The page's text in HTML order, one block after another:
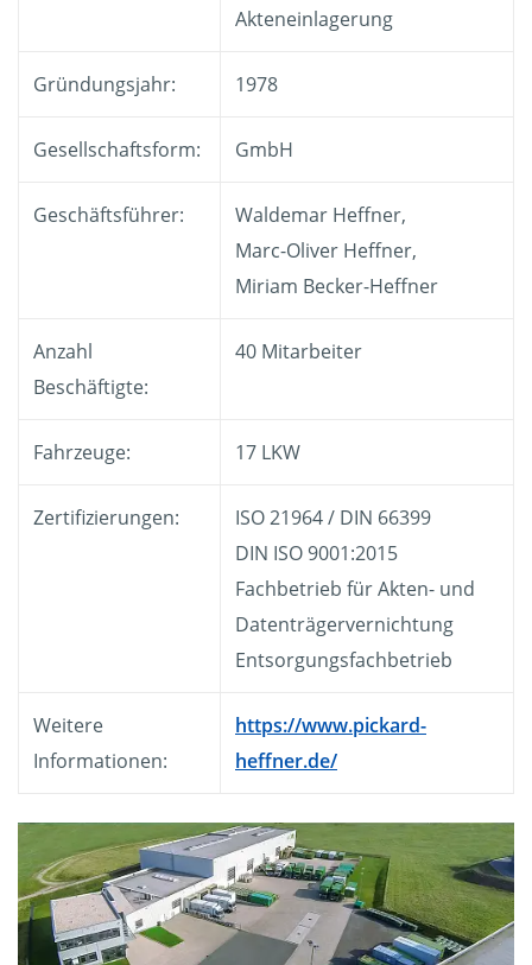
Akteneinlagerung
Gründungsjahr: 1978
Gesellschaftsform: GmbH
Geschäftsführer:
Waldemar Heffner,
Marc-Oliver Heffner,
Miriam Becker-Heffner
Anzahl
Beschäftigte:
40 Mitarbeiter
Fahrzeuge: 17 LKW
Zertifizierungen:
ISO 21964 / DIN 66399
DIN ISO 9001:2015
Fachbetrieb für Akten- und
Datenträgervernichtung
Entsorgungsfachbetrieb
Weitere
Informationen:
https://www.pickard-
heffner.de/